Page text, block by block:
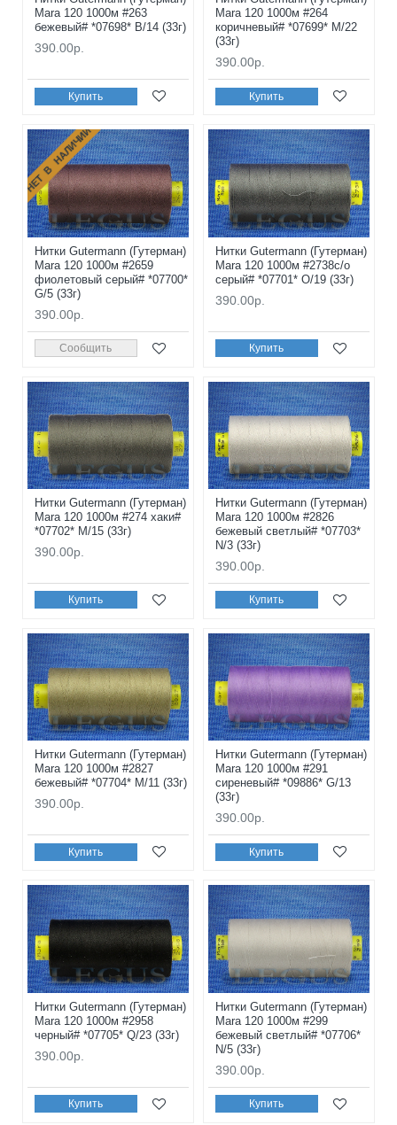
Mara 120 1000м #263
бежевый# *07698* B/14 (33г)
390.00р.
Купить
Mara 120 1000м #264
коричневый# *07699* M/22
(33г)
390.00р.
Купить
НЕТ В НАЛИЧИИ
Нитки Gutermann (Гутерман)
Mara 120 1000м #2659
фиолетовый серый# *07700*
G/5 (33г)
390.00р.
Сообщить
Нитки Gutermann (Гутерман)
Mara 120 1000м #2738с/о
серый# *07701* O/19 (33г)
390.00р.
Купить
Нитки Gutermann (Гутерман)
Mara 120 1000м #274 хаки#
*07702* M/15 (33г)
390.00р.
Купить
Нитки Gutermann (Гутерман)
Mara 120 1000м #2826
бежевый светлый# *07703*
N/3 (33г)
390.00р.
Купить
Нитки Gutermann (Гутерман)
Mara 120 1000м #2827
бежевый# *07704* M/11 (33г)
390.00р.
Купить
Нитки Gutermann (Гутерман)
Mara 120 1000м #291
сиреневый# *09886* G/13
(33г)
390.00р.
Купить
Нитки Gutermann (Гутерман)
Mara 120 1000м #2958
черный# *07705* Q/23 (33г)
390.00р.
Купить
Нитки Gutermann (Гутерман)
Mara 120 1000м #299
бежевый светлый# *07706*
N/5 (33г)
390.00р.
Купить